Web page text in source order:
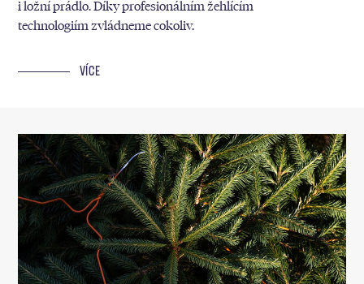
i ložní prádlo. Díky profesionálním žehlícím
technologiím zvládneme cokoliv.
VÍCE